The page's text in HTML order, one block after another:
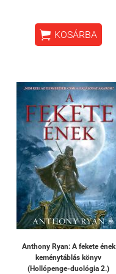
 KOSÁRBA
Anthony Ryan: A fekete ének
keménytáblás könyv
(Hollópenge-duológia 2.)